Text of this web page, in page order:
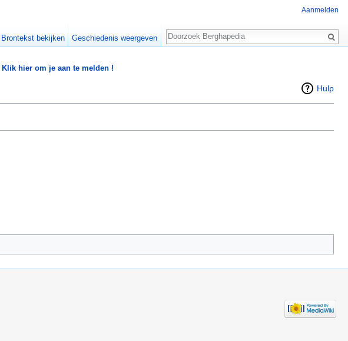
Klik hier om je aan te melden !
Hulp
Aanmelden
Brontekst bekijken Geschiedenis weergeven
Zoeken